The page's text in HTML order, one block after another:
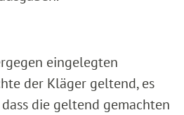
eingelegten
der Kläger geltend, es
die geltend gemachten